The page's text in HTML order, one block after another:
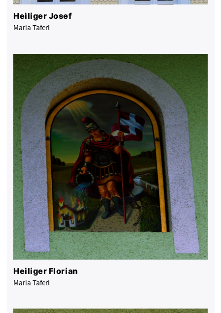
Heiliger Josef
Maria Taferl
Heiliger Florian
Maria Taferl